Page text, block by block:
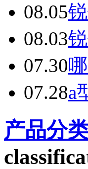
08.05
08.03
07.30
07.28a
产品分